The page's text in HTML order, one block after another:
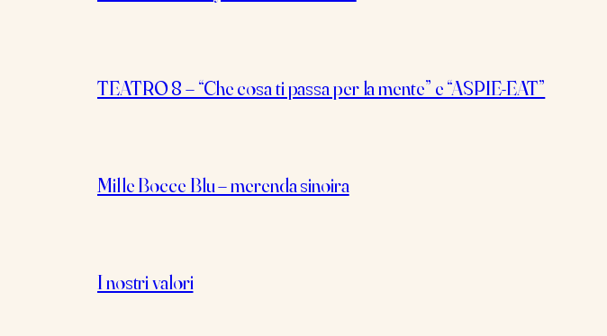
TEATRO 8 – “Che cosa ti passa per la mente” e “ASPIE-EAT”
Mille Bocce Blu – merenda sinoira
I nostri valori